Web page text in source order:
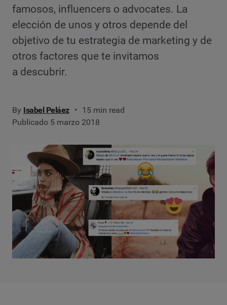
famosos, influencers o advocates. La
elección de unos y otros depende del
objetivo de tu estrategia de marketing y de
otros factores que te invitamos
a descubrir.
By Isabel Peláez
15 min read
Publicado 5 marzo 2018